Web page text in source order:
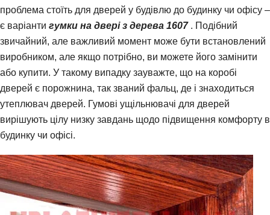
проблема стоїть для дверей у будівлю до будинку чи офісу –
є варіанти гумки на двері з дерева 1607. Подібний
звичайний, але важливий момент може бути встановлений
виробником, але якщо потрібно, ви можете його замінити
або купити. У такому випадку зауважте, що на коробі
дверей є порожнина, так званий фальц, де і знаходиться
утеплювач дверей. Гумові ущільнювачі для дверей
вирішують цілу низку завдань щодо підвищення комфорту в
будинку чи офісі.